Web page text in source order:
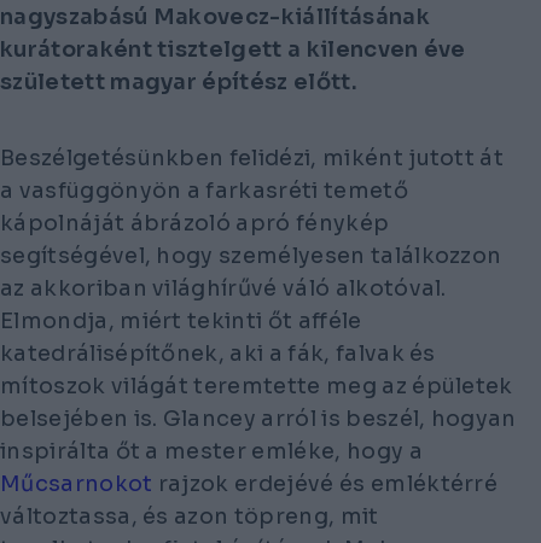
nagyszabású Makovecz-kiállításának
kurátoraként tisztelgett a kilencven éve
született magyar építész előtt.
Beszélgetésünkben felidézi, miként jutott át
a vasfüggönyön a farkasréti temető
kápolnáját ábrázoló apró fénykép
segítségével, hogy személyesen találkozzon
az akkoriban világhírűvé váló alkotóval.
Elmondja, miért tekinti őt afféle
katedrálisépítőnek, aki a fák, falvak és
mítoszok világát teremtette meg az épületek
belsejében is. Glancey arról is beszél, hogyan
inspirálta őt a mester emléke, hogy a
Műcsarnokot rajzok erdejévé és emléktérré
változtassa, és azon töpreng, mit